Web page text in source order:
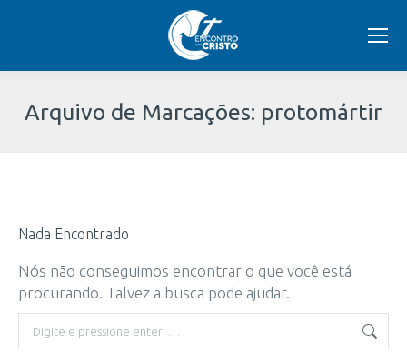
Arquivo de Marcações: protomártir
Nada Encontrado
Nós não conseguimos encontrar o que você está
procurando. Talvez a busca pode ajudar.
Buscar